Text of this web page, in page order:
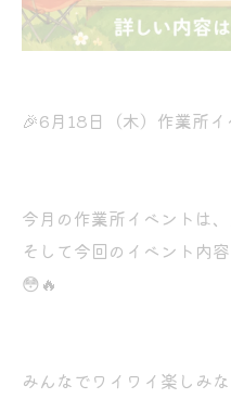
🎉6月18日（木）作業所
今月の作業所イベントは
そして今回のイベント
😳🔥
みんなでワイワイ楽しみ